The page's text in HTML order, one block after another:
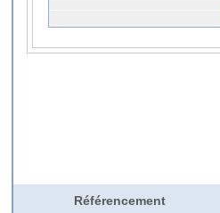
Référencement